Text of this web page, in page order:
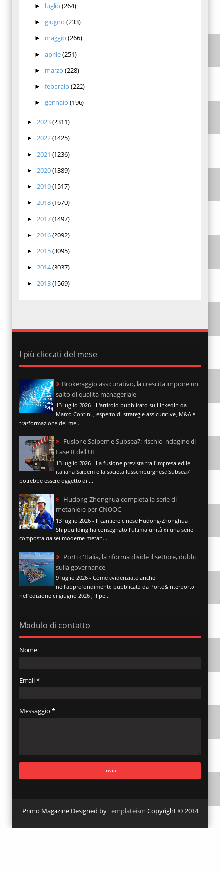
► luglio (264)
► giugno (233)
► maggio (266)
► aprile(251)
► marzo (228)
► febbraio (222)
► gennaio (196)
► 2023(2311)
► 2022(1425)
► 2021 (1236)
► 2020(1389)
► 2019(1517)
► 2018(1670)
► 2017(1497)
► 2016(2092)
► 2015(3095)
► 2014(3037)
► 2013(1569)
I più cliccati del mese
Brokeraggio assicurativo, la crescita impone un
salto di qualità manageriale
13 luglio 2026 - L'articolo pubblicato su LinkedIn da
Marco Contini , esperto di strategie assicurative, M&A e
trasformazione del me...
Fusione Saipem e Subsea7: rischio indagine di
Fase II dell'UE
13 luglio 2026 - La fusione prevista tra l'impresa edile
italiana Saipem e la società lussemburghese Subsea7
potrebbe essere oggetto di ...
Hudong-Zhonghua completa la serie di
metaniere per CNOOC
13 luglio 2026 - Il cantiere cinese Hudong-Zhonghua
Shipbuilding ha consegnato l'ultima unità di una serie
composta da sei moderne metan...
Porti d'Italia, la riforma divide il settore, dubbi
sulla governance
9 luglio 2026 - Come evidenziato anche
nell'approfondimento pubblicato da Porto&Interporto
nell'edizione di giugno 2026 , il pe...
Modulo di contatto
Nome
Email*
Messaggio *
Primo Magazine Designed byTemplateism Copyright © 2014